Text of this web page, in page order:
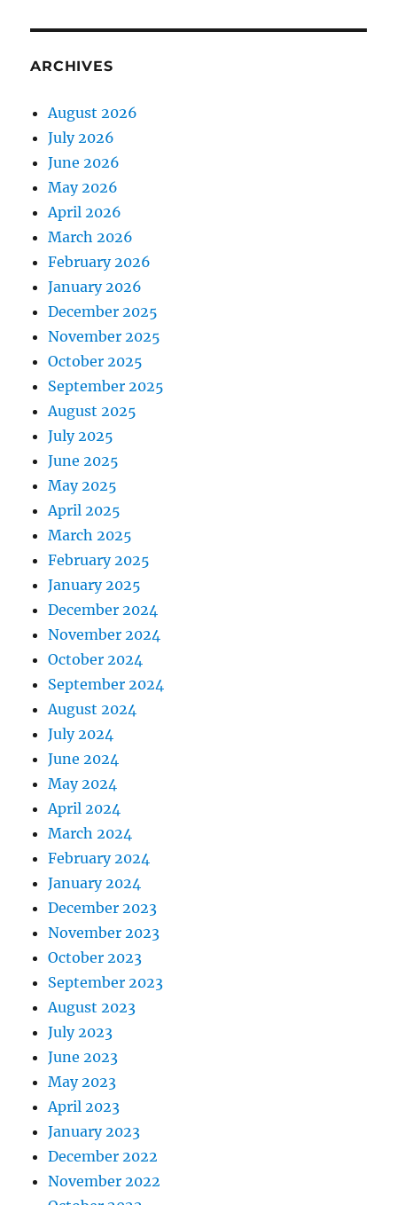
ARCHIVES
August 2026
July 2026
June 2026
May 2026
April 2026
March 2026
February 2026
January 2026
December 2025
November 2025
October 2025
September 2025
August 2025
July 2025
June 2025
May 2025
April 2025
March 2025
February 2025
January 2025
December 2024
November 2024
October 2024
September 2024
August 2024
July 2024
June 2024
May 2024
April 2024
March 2024
February 2024
January 2024
December 2023
November 2023
October 2023
September 2023
August 2023
July 2023
June 2023
May 2023
April 2023
January 2023
December 2022
November 2022